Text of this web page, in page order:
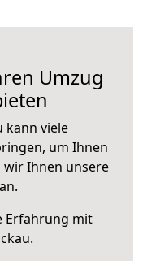
Umzug
kann viele
um Ihnen
wir Ihnen unsere
Erfahrung mit
.